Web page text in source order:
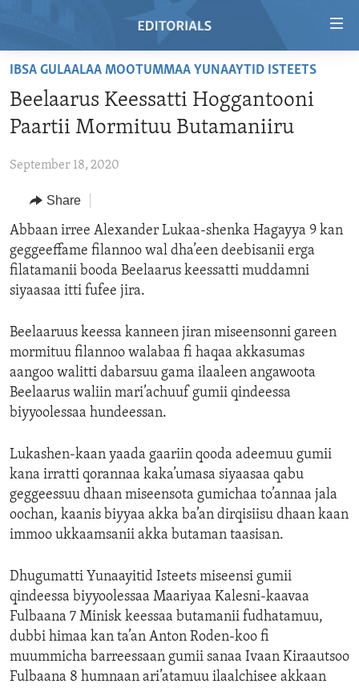
Skip
main
content
to
Navigation
Skip
to
Search
HOME
REGIONS
AFRICA
AMERICAS
ASIA
EUROPE
TOPICS
HUMAN RIGHTS
SECURITY AND DEFENSE
AID AND DEVELOPMENT
ECONOMY AND TRADE
ENVIRONMENT AND HEALTH
IDEALS AND INSTITUTIONS
ARCHIVE
ABOUT US
FOLLOW US
IBSA GULAALAA MOOTUMMAA YUNAAYTID ISTEETS
Beelaarus Keessatti Hoggantooni
Paartii Mormituu Butamaniiru
September 18, 2020
Share
Abbaan irree Alexander Lukaa-shenka Hagayya 9 kan
geggeeffame filannoo wal dha’een deebisanii erga
filatamanii booda Beelaarus keessatti muddamni
siyaasaa itti fufee jira.
Beelaaruus keessa kanneen jiran miseensonni gareen
mormituu filannoo walabaa fi haqaa akkasumas
aangoo walitti dabarsuu gama ilaaleen angawoota
Beelaarus waliin mari’achuuf gumii qindeessa
biyyoolessaa hundeessan.
Lukashen-kaan yaada gaariin qooda adeemuu gumii
kana irratti qorannaa kaka’umasa siyaasaa qabu
geggeessuu dhaan miseensota gumichaa to’annaa jala
oochan, kaanis biyyaa akka ba’an dirqisiisu dhaan kaan
immoo ukkaamsanii akka butaman taasisan.
Dhugumatti Yunaayitid Isteets miseensi gumii
qindeessa biyyoolessaa Maariyaa Kalesni-kaavaa
Fulbaana 7 Minisk keessaa butamanii fudhatamuu,
dubbi himaa kan ta’an Anton Roden-koo fi
muummicha barreessaan gumii sanaa Ivaan Kiraautsoo
Fulbaana 8 humnaan ari’atamuu ilaalchisee akkaan